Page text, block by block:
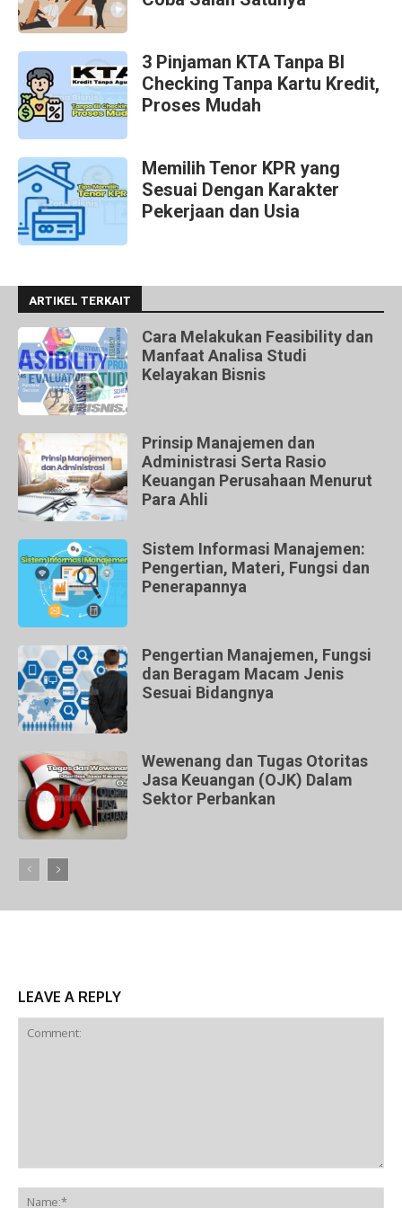
3 Pinjaman KTA Tanpa BI
Checking Tanpa Kartu Kredit,
Proses Mudah
Memilih Tenor KPR yang
Sesuai Dengan Karakter
Pekerjaan dan Usia
ARTIKEL TERKAIT
Cara Melakukan Feasibility dan
Manfaat Analisa Studi
Kelayakan Bisnis
Prinsip Manajemen dan
Administrasi Serta Rasio
Keuangan Perusahaan Menurut
Para Ahli
Sistem Informasi Manajemen:
Pengertian, Materi, Fungsi dan
Penerapannya
Pengertian Manajemen, Fungsi
dan Beragam Macam Jenis
Sesuai Bidangnya
Wewenang dan Tugas Otoritas
Jasa Keuangan (OJK) Dalam
Sektor Perbankan
LEAVE A REPLY